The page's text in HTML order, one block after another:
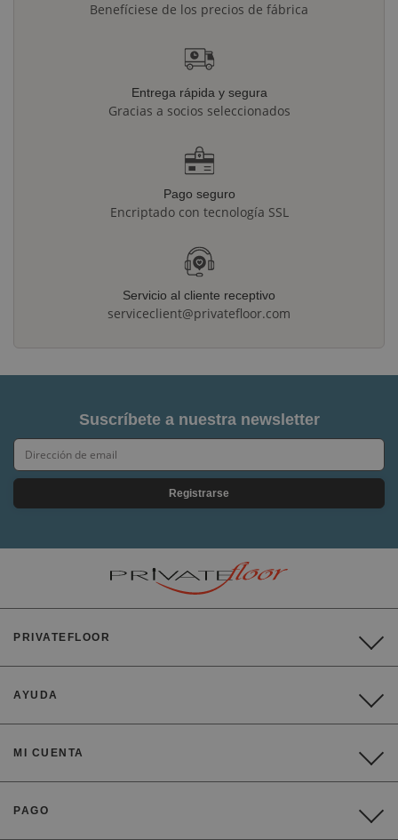
Benefíciese de los precios de fábrica
Entrega rápida y segura
Gracias a socios seleccionados
Pago seguro
Encriptado con tecnología SSL
Servicio al cliente receptivo
serviceclient@privatefloor.com
Suscríbete a nuestra newsletter
Registrarse
PRIVATEFLOOR
AYUDA
MI CUENTA
PAGO